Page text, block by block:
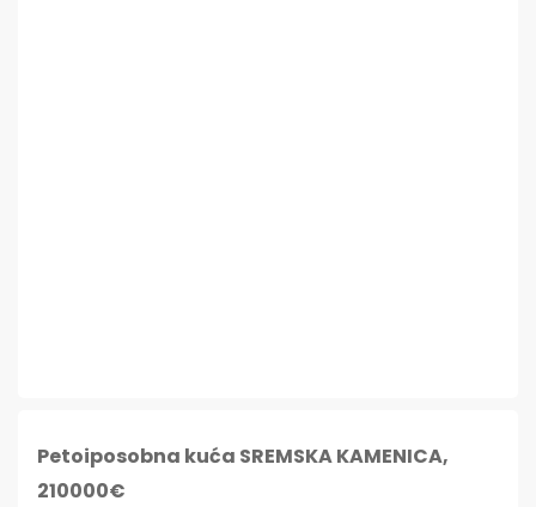
Petoiposobna kuća SREMSKA KAMENICA,
210000€